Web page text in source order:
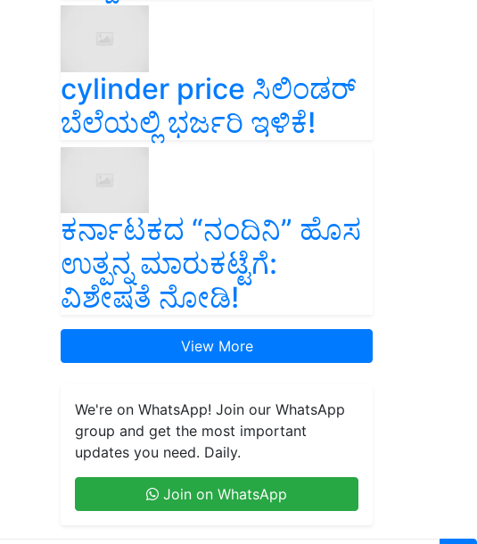
cylinder price ಸಿಲಿಂಡರ್‌
ಬೆಲೆಯಲ್ಲಿ ಭರ್ಜರಿ ಇಳಿಕೆ!
ಕರ್ನಾಟಕದ “ನಂದಿನಿ” ಹೊಸ
ಉತ್ಪನ್ನ ಮಾರುಕಟ್ಟೆಗೆ:
ವಿಶೇಷತೆ ನೋಡಿ!
View More
We're on WhatsApp! Join our WhatsApp
group and get the most important
updates you need. Daily.
Join on WhatsApp